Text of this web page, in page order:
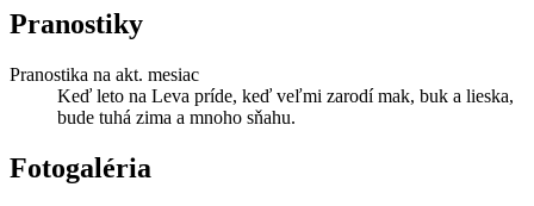
Pranostiky
Pranostika na akt. mesiac
Keď leto na Leva príde, keď veľmi zarodí mak, buk a lieska,
bude tuhá zima a mnoho sňahu.
Fotogaléria